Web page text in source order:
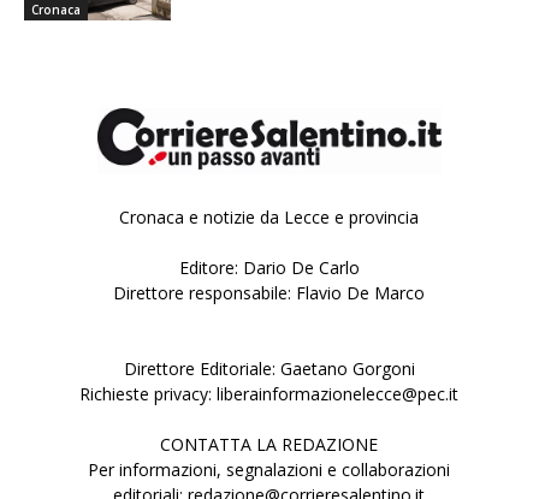
Cronaca
Cronaca e notizie da Lecce e provincia
Editore: Dario De Carlo
Direttore responsabile: Flavio De Marco
Direttore Editoriale: Gaetano Gorgoni
Richieste privacy: liberainformazionelecce@pec.it
CONTATTA LA REDAZIONE
Per informazioni, segnalazioni e collaborazioni